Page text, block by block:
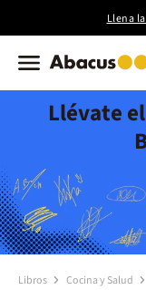
Llena
Llévate
Libros Cocina y Salud